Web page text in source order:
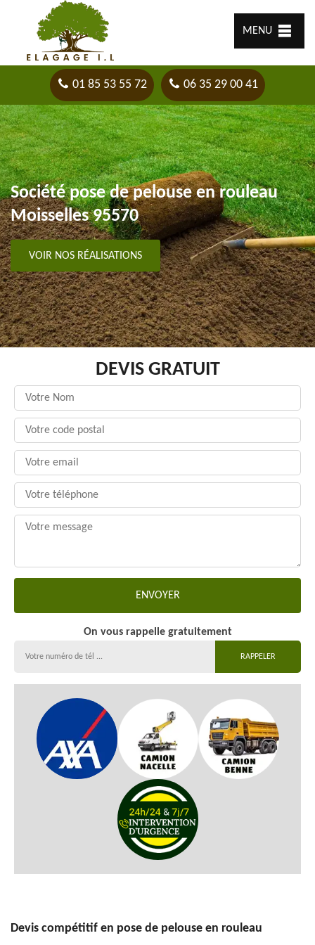
MENU
01 85 53 55 72 06 35 29 00 41
Société pose de pelouse en rouleau
Moisselles 95570
VOIR NOS RÉALISATIONS
DEVIS GRATUIT
On vous rappelle gratuitement
Devis compétitif en pose de pelouse en rouleau